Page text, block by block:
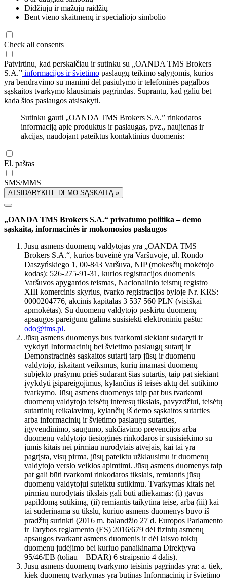
Didžiųjų ir mažųjų raidžių
Bent vieno skaitmenų ir specialiojo simbolio
Check all consents
Patvirtinu, kad perskaičiau ir sutinku su „OANDA TMS Brokers
S.A.” informacijos ir švietimo paslaugų teikimo sąlygomis, kurios
yra bendravimo su manimi dėl pasiūlymo ir telefoninės pagalbos
sąskaitos tvarkymo klausimais pagrindas. Suprantu, kad galiu bet
kada šios paslaugos atsisakyti.
Sutinku gauti „OANDA TMS Brokers S.A.” rinkodaros
informaciją apie produktus ir paslaugas, pvz., naujienas ir
akcijas, naudojant pateiktus kontaktinius duomenis:
El. paštas
SMS/MMS
ATSIDARYKITE DEMO SĄSKAITĄ »
„OANDA TMS Brokers S.A.“ privatumo politika – demo
sąskaita, informacinės ir mokomosios paslaugos
Jūsų asmens duomenų valdytojas yra „OANDA TMS
Brokers S.A.“, kurios buveinė yra Varšuvoje, ul. Rondo
Daszyńskiego 1, 00-843 Varšuva, NIP (mokesčių mokėtojo
kodas): 526-275-91-31, kurios registracijos duomenis
Varšuvos apygardos teismas, Nacionalinio teismų registro
XIII komercinis skyrius, tvarko registracijos byloje Nr. KRS:
0000204776, akcinis kapitalas 3 537 560 PLN (visiškai
apmokėtas). Su duomenų valdytojo paskirtu duomenų
apsaugos pareigūnu galima susisiekti elektroniniu paštu:
odo@tms.pl.
Jūsų asmens duomenys bus tvarkomi siekiant sudaryti ir
vykdyti Informacinių bei švietimo paslaugų sutartį ir
Demonstracinės sąskaitos sutartį tarp jūsų ir duomenų
valdytojo, įskaitant veiksmus, kurių imamasi duomenų
subjekto prašymu prieš sudarant šias sutartis, taip pat siekiant
įvykdyti įsipareigojimus, kylančius iš teisės aktų dėl sutikimo
tvarkymo. Jūsų asmens duomenys taip pat bus tvarkomi
duomenų valdytojo teisėtų interesų tikslais, pavyzdžiui, teisėtų
sutartinių reikalavimų, kylančių iš demo sąskaitos sutarties
arba informacinių ir švietimo paslaugų sutarties,
įgyvendinimo, saugumo, sukčiavimo prevencijos arba
duomenų valdytojo tiesioginės rinkodaros ir susisiekimo su
jumis kitais nei pirmiau nurodytais atvejais, kai tai yra
pagrįsta, visų pirma, jūsų pateiktu užklausimu ir duomenų
valdytojo verslo veiklos apimtimi. Jūsų asmens duomenys taip
pat gali būti tvarkomi rinkodaros tikslais, remiantis jūsų
duomenų valdytojui suteiktu sutikimu. Tvarkymas kitais nei
pirmiau nurodytais tikslais gali būti atliekamas: (i) gavus
papildomą sutikimą, (ii) remiantis taikytina teise, arba (iii) kai
tai suderinama su tikslu, kuriuo asmens duomenys buvo iš
pradžių surinkti (2016 m. balandžio 27 d. Europos Parlamento
ir Tarybos reglamento (ES) 2016/679 dėl fizinių asmenų
apsaugos tvarkant asmens duomenis ir dėl laisvo tokių
duomenų judėjimo bei kuriuo panaikinama Direktyva
95/46/EB (toliau – BDAR) 6 straipsnio 4 dalis).
Jūsų asmens duomenų tvarkymo teisinis pagrindas yra: a. tiek,
kiek duomenų tvarkymas yra būtinas Informacinių ir švietimo